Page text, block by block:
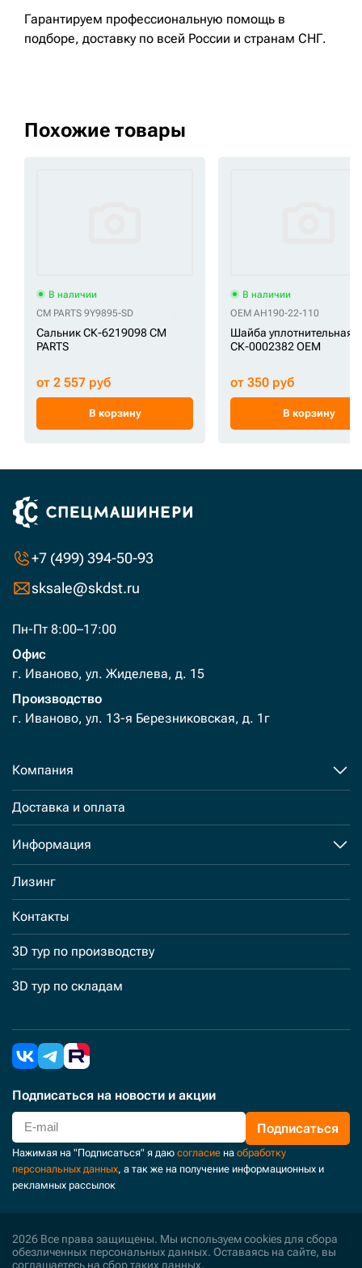
Гарантируем профессиональную помощь в
подборе, доставку по всей России и странам СНГ.
Похожие товары
В наличии
CM PARTS 9Y9895-SD
Сальник СК-6219098 CM
PARTS
от 2 557 руб
В корзину
В наличии
OEM АН190-22-110
Шайба уплотнительная
СК-0002382 OEM
от 350 руб
В корзину
+7 (499) 394-50-93
sksale@skdst.ru
Пн-Пт 8:00–17:00
Офис
г. Иваново, ул. Жиделева, д. 15
Производство
г. Иваново, ул. 13-я Березниковская, д. 1г
Компания
Доставка и оплата
Информация
Лизинг
Контакты
3D тур по производству
3D тур по складам
Подписаться на новости и акции
Подписаться
Нажимая на "Подписаться" я даю согласие на обработку
персональных данных, а так же на получение информационных и
рекламных рассылок
2026 Все права защищены. Мы используем cookies для сбора
обезличенных персональных данных. Оставаясь на сайте, вы
соглашаетесь на сбор таких данных.